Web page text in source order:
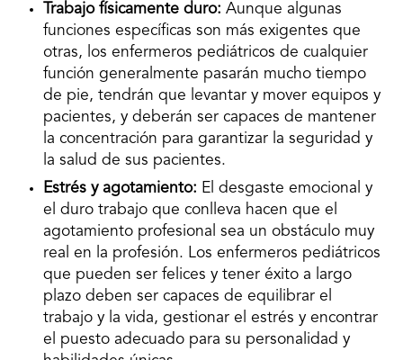
Trabajo físicamente duro: Aunque algunas
funciones específicas son más exigentes que
otras, los enfermeros pediátricos de cualquier
función generalmente pasarán mucho tiempo
de pie, tendrán que levantar y mover equipos y
pacientes, y deberán ser capaces de mantener
la concentración para garantizar la seguridad y
la salud de sus pacientes.
Estrés y agotamiento: El desgaste emocional y
el duro trabajo que conlleva hacen que el
agotamiento profesional sea un obstáculo muy
real en la profesión. Los enfermeros pediátricos
que pueden ser felices y tener éxito a largo
plazo deben ser capaces de equilibrar el
trabajo y la vida, gestionar el estrés y encontrar
el puesto adecuado para su personalidad y